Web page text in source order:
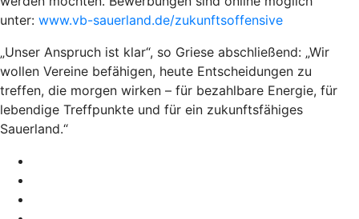
unter: www.vb-sauerland.de/zukunftsoffensive
„Unser Anspruch ist klar“, so Griese abschließend: „Wir
wollen Vereine befähigen, heute Entscheidungen zu
treffen, die morgen wirken – für bezahlbare Energie, für
lebendige Treffpunkte und für ein zukunftsfähiges
Sauerland.“